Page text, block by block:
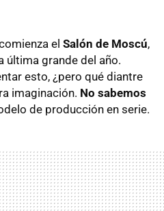
el Salón de Moscú,
última grande del año.
esto, ¿pero qué diantre
imaginación. No sabemos
de producción en serie.